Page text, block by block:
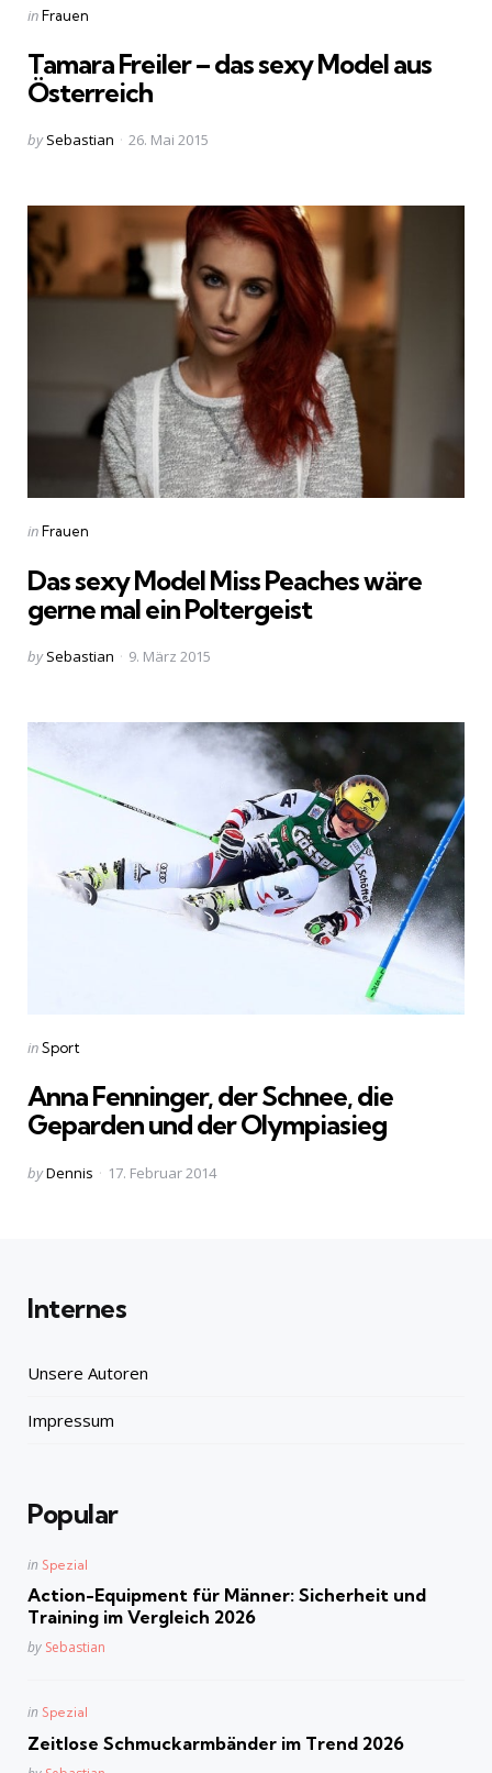
Categories
Posted
inFrauen
Tamara Freiler – das sexy Model aus
Österreich
Posted
by Sebastian 26. Mai 2015
Categories
Posted
inFrauen
Das sexy Model Miss Peaches wäre
gerne mal ein Poltergeist
Posted
by Sebastian 9. März 2015
Categories
Posted
inSport
Anna Fenninger, der Schnee, die
Geparden und der Olympiasieg
Posted
byDennis 17. Februar 2014
Internes
Unsere Autoren
Impressum
Popular
Posted
in Spezial
Action-Equipment für Männer: Sicherheit und
Training im Vergleich 2026
Posted
by Sebastian
Posted
in Spezial
Zeitlose Schmuckarmbänder im Trend 2026